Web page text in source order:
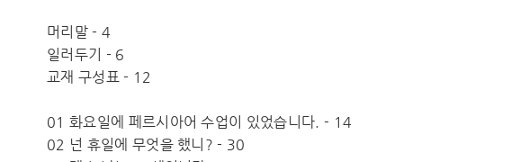
머리말 - 4
일러두기 - 6
교재 구성표 - 12
01 화요일에 페르시아어 수업이 있었습니다. - 14
02 넌 휴일에 무엇을 했니? - 30